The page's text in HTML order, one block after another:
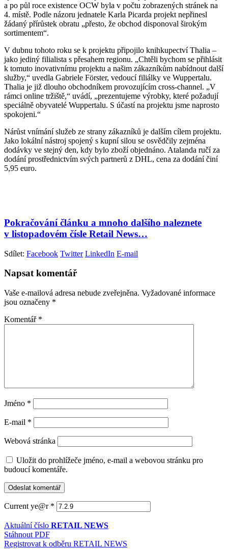
a po půl roce existence OCW byla v počtu zobrazených stránek na
4. místě. Podle názoru jednatele Karla Picarda projekt nepřinesl
žádaný přírůstek obratu „přesto, že obchod disponoval širokým
sortimentem“.
V dubnu tohoto roku se k projektu připojilo knihkupectví Thalia –
jako jediný filialista s přesahem regionu. „Chtěli bychom se přihlásit
k tomuto inovativnímu projektu a našim zákazníkům nabídnout další
služby,“ uvedla Gabriele Förster, vedoucí filiálky ve Wuppertalu.
Thalia je již dlouho obchodníkem provozujícím cross-channel. „V
rámci online tržiště,“ uvádí, „prezentujeme výrobky, které požadují
speciálně obyvatelé Wuppertalu. S účastí na projektu jsme naprosto
spokojeni.“
Nárůst vnímání služeb ze strany zákazníků je dalším cílem projektu.
Jako lokální nástroj spojený s kupní silou se osvědčily zejména
dodávky ve stejný den, kdy bylo zboží objednáno. Atalanda ručí za
dodání prostřednictvím svých partnerů z DHL, cena za dodání činí
5,95 euro.
Pokračování článku a mnoho dalšího naleznete
v listopadovém čísle Retail News…
Sdílet: Facebook Twitter LinkedIn E-mail
Napsat komentář
Vaše e-mailová adresa nebude zveřejněna. Vyžadované informace
jsou označeny *
Komentář *
Jméno *
E-mail *
Webová stránka
Uložit do prohlížeče jméno, e-mail a webovou stránku pro
budoucí komentáře.
Current ye@r *
Aktuální číslo RETAIL NEWS
Stáhnout PDF
Registrovat k odběru RETAIL NEWS